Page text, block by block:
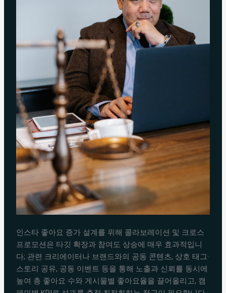
인스타 좋아요 증가 설계를 위해 콜라보레이션 및 크로스
프로모션은 타깃 확장과 참여도 상승에 매우 효과적입니
다; 관련 크리에이터나 브랜드와의 공동 콘텐츠, 상호 태그·
스토리 공유, 공동 이벤트 등을 통해 노출과 신뢰를 동시에
높여 총 좋아요 수와 게시물별 좋아요율을 끌어올리고, 캠